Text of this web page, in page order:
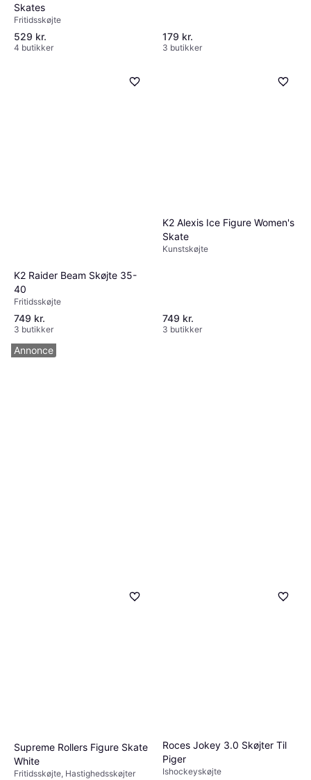
Skates
Fritidsskøjte
529 kr.
4 butikker
179 kr.
3 butikker
K2 Raider Beam Skøjte 35-
40
Fritidsskøjte
749 kr.
3 butikker
K2 Alexis Ice Figure Women's
Skate
Kunstskøjte
749 kr.
3 butikker
Supreme Rollers Figure Skate
White
Fritidsskøjte, Hastighedsskøjter
Roces Jokey 3.0 Skøjter Til
Piger
Ishockeyskøjte
Annonce